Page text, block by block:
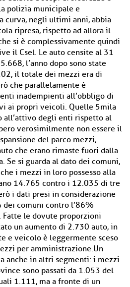
polizia municipale e
curva, negli ultimi anni, abbia
ripresa, rispetto ad allora il
si è complessivamente quindi
il Csel. Le auto censite al 31
l’anno dopo sono state
il totale dei mezzi era di
che parallelamente è
inadempienti all’obbligo di
ai propri veicoli. Quelle 5mila
all’attivo degli enti rispetto al
verosimilmente non essere il
del parco mezzi,
che erano rimaste fuori dalla
Se si guarda al dato dei comuni,
i mezzi in loro possesso alla
14.765 contro i 12.035 di tre
i dati presi in considerazione
comuni contro l’86%
le dovute proporzioni
un aumento di 2.730 auto, in
e veicolo è leggermente sceso
per amministrazione.Un
anche in altri segmenti: i mezzi
sono passati da 1.053 del
1.111, ma a fronte di un